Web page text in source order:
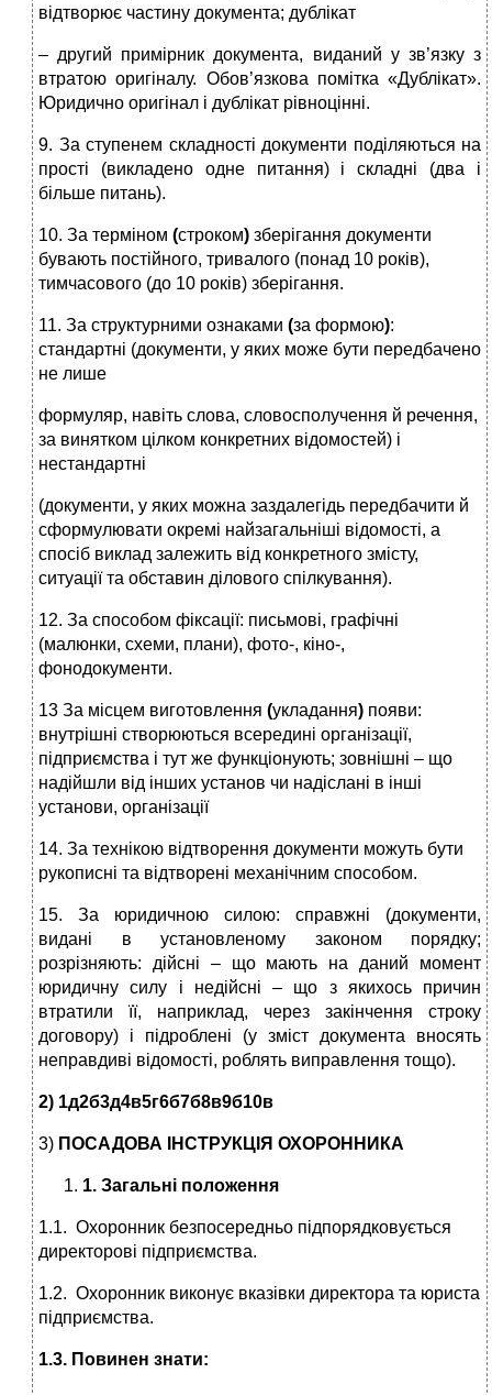
відтворює частину документа; дублікат
– другий примірник документа, виданий у зв’язку з
втратою оригіналу. Обов’язкова помітка «Дублікат».
Юридично оригінал і дублікат рівноцінні.
9. За ступенем складності документи поділяються на
прості (викладено одне питання) і складні (два і
більше питань).
10. За терміном (строком) зберігання документи
бувають постійного, тривалого (понад 10 років),
тимчасового (до 10 років) зберігання.
11. За структурними ознаками (за формою):
стандартні (документи, у яких може бути передбачено
не лише
формуляр, навіть слова, словосполучення й речення,
за винятком цілком конкретних відомостей) і
нестандартні
(документи, у яких можна заздалегідь передбачити й
сформулювати окремі найзагальніші відомості, а
спосіб виклад залежить від конкретного змісту,
ситуації та обставин ділового спілкування).
12. За способом фіксації: письмові, графічні
(малюнки, схеми, плани), фото-, кіно-,
фонодокументи.
13 За місцем виготовлення (укладання) появи:
внутрішні створюються всередині організації,
підприємства і тут же функціонують; зовнішні – що
надійшли від інших установ чи надіслані в інші
установи, організації
14. За технікою відтворення документи можуть бути
рукописні та відтворені механічним способом.
15. За юридичною силою: справжні (документи,
видані в установленому законом порядку;
розрізняють: дійсні – що мають на даний момент
юридичну силу і недійсні – що з якихось причин
втратили її, наприклад, через закінчення строку
договору) і підроблені (у зміст документа вносять
неправдиві відомості, роблять виправлення тощо).
2) 1д2б3д4в5г6б7б8в9б10в
3) ПОСАДОВА ІНСТРУКЦІЯ ОХОРОННИКА
1. Загальні положення
1.1. Охоронник безпосередньо підпорядковується
директорові підприємства.
1.2. Охоронник виконує вказівки директора та юриста
підприємства.
1.3. Повинен знати: